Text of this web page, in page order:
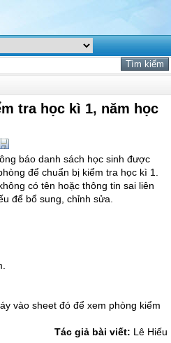
tra học kì 1, năm học
báo danh sách học sinh được
để chuẩn bị kiểm tra học kì 1.
có tên hoặc thông tin sai liên
để bổ sung, chỉnh sửa.
vào sheet đó để xem phòng kiểm
Tác giả bài viết: Lê Hiếu